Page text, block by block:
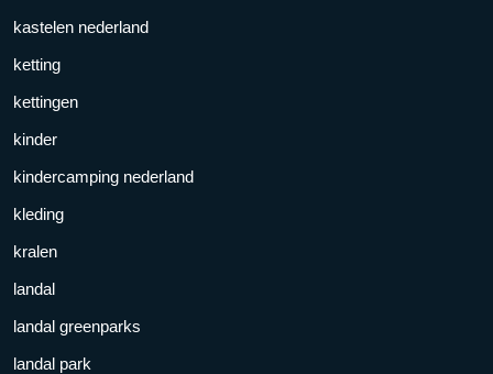
kastelen nederland
ketting
kettingen
kinder
kindercamping nederland
kleding
kralen
landal
landal greenparks
landal park